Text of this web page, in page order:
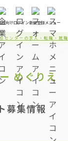
様向けログイン新規登録メニュー
センターの求人・転職・就
めぐりえ
募集情報